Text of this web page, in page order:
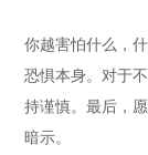
你越害怕什么，
恐惧本身。对于
持谨慎。最后，
暗示。